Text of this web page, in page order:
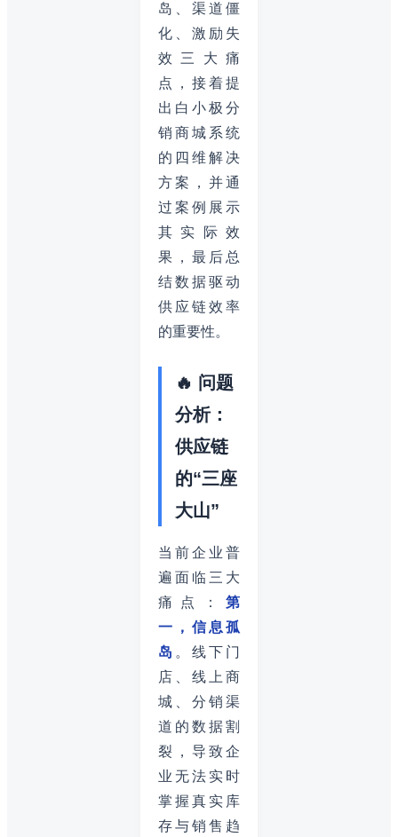
岛、渠道僵
化、激励失
效三大痛
点，接着提
出白小极分
销商城系统
的四维解决
方案，并通
过案例展示
其实际效
果，最后总
结数据驱动
供应链效率
的重要性。
🔥 问题
分析：
供应链
的“三座
大山”
当前企业普
遍面临三大
痛点： 第
一，信息孤
岛 。线下门
店、线上商
城、分销渠
道的数据割
裂，导致企
业无法实时
掌握真实库
存与销售趋